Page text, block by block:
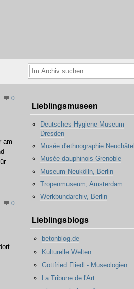
0
am
0
Lieblingsmuseen
Deutsches Hygiene-Museum
Dresden
Musée d'ethnographie Neuchâtel
Musée dauphinois Grenoble
Museum Neukölln, Berlin
Tropenmuseum, Amsterdam
Werkbundarchiv, Berlin
Lieblingsblogs
betonblog.de
Kulturelle Welten
Gottfried Fliedl - Museologien
La Tribune de l'Art